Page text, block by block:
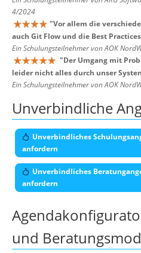
4/2024
"Vor allem die
auch Git Flow und die Best
Ein Schulungsteilnehmer von AOK
"Der Umgang mit
leider nicht alles durch unser
Ein Schulungsteilnehmer von AOK
Unverbindliche
Unverbindliches
anfordern
Unverbindliches
anfordern
und